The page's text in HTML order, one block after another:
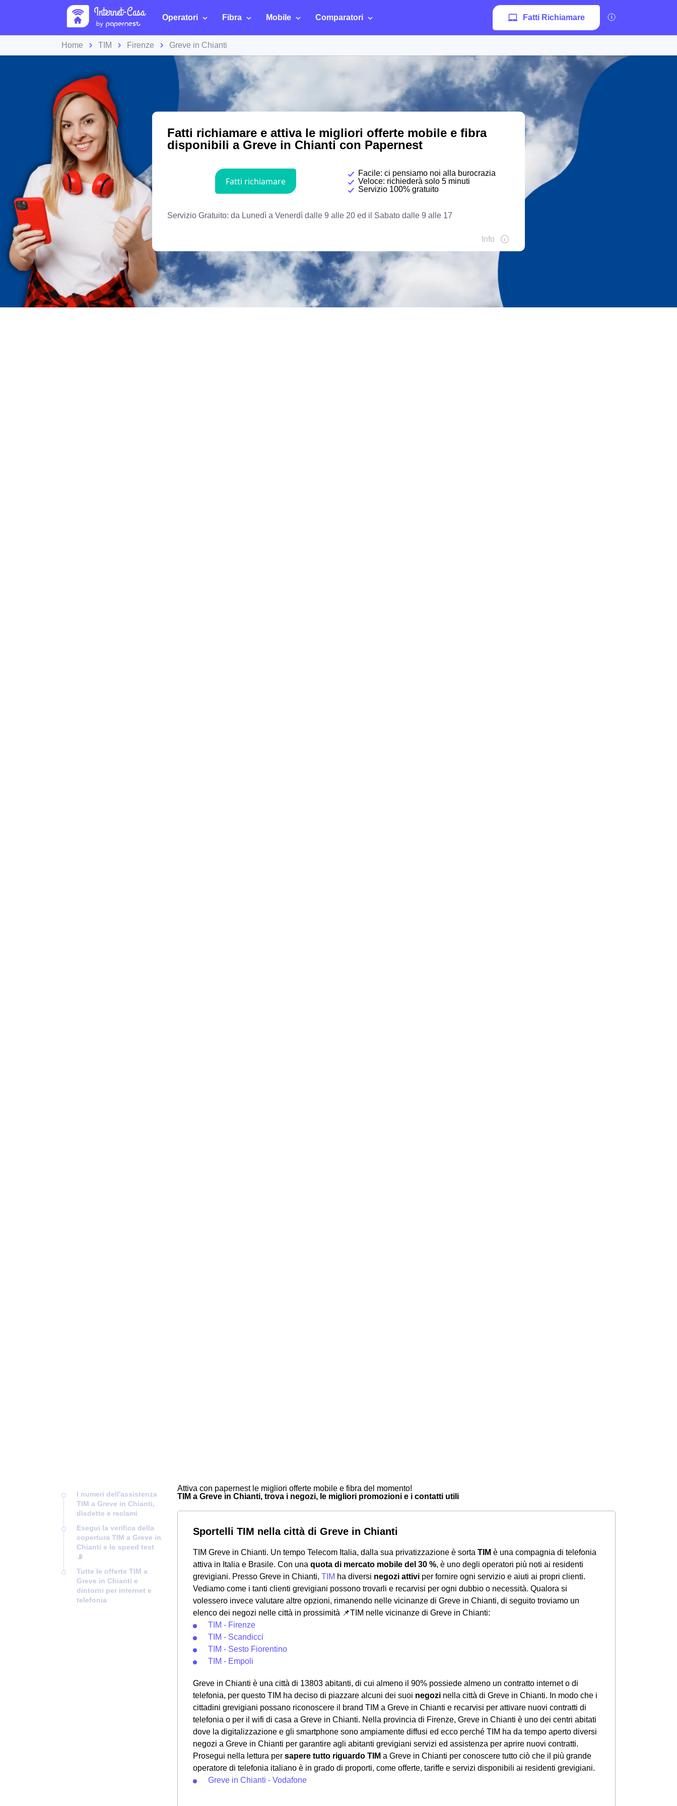
Operatori Fibra Mobile Comparatori Fatti Richiamare
Home TIM Firenze Greve in Chianti
I numeri dell'assistenza
TIM a Greve in Chianti,
disdette e reclami
Esegui la verifica della
copertura TIM a Greve in
Chianti e lo speed test
📡
Tutte le offerte TIM a
Greve in Chianti e
dintorni per internet e
telefonia
Attiva con papernest le migliori offerte mobile e fibra del momento!
TIM a Greve in Chianti, trova i negozi, le migliori promozioni e i contatti utili
Sportelli TIM nella città di Greve in Chianti
TIM Greve in Chianti. Un tempo Telecom Italia, dalla sua privatizzazione è sorta TIM è una compagnia di telefonia
attiva in Italia e Brasile. Con una quota di mercato mobile del 30 %, è uno degli operatori più noti ai residenti
grevigiani. Presso Greve in Chianti, TIM ha diversi negozi attivi per fornire ogni servizio e aiuti ai propri clienti.
Vediamo come i tanti clienti grevigiani possono trovarli e recarvisi per ogni dubbio o necessità. Qualora si
volessero invece valutare altre opzioni, rimanendo nelle vicinanze di Greve in Chianti, di seguito troviamo un
elenco dei negozi nelle città in prossimità 📌TIM nelle vicinanze di Greve in Chianti:
TIM - Firenze
TIM - Scandicci
TIM - Sesto Fiorentino
TIM - Empoli
Greve in Chianti è una città di 13803 abitanti, di cui almeno il 90% possiede almeno un contratto internet o di
telefonia, per questo TIM ha deciso di piazzare alcuni dei suoi negozi nella città di Greve in Chianti. In modo che i
cittadini grevigiani possano riconoscere il brand TIM a Greve in Chianti e recarvisi per attivare nuovi contratti di
telefonia o per il wifi di casa a Greve in Chianti. Nella provincia di Firenze, Greve in Chianti è uno dei centri abitati
dove la digitalizzazione e gli smartphone sono ampiamente diffusi ed ecco perché TIM ha da tempo aperto diversi
negozi a Greve in Chianti per garantire agli abitanti grevigiani servizi ed assistenza per aprire nuovi contratti.
Prosegui nella lettura per sapere tutto riguardo TIM a Greve in Chianti per conoscere tutto ciò che il più grande
operatore di telefonia italiano è in grado di proporti, come offerte, tariffe e servizi disponibili ai residenti grevigiani.
Greve in Chianti - Vodafone